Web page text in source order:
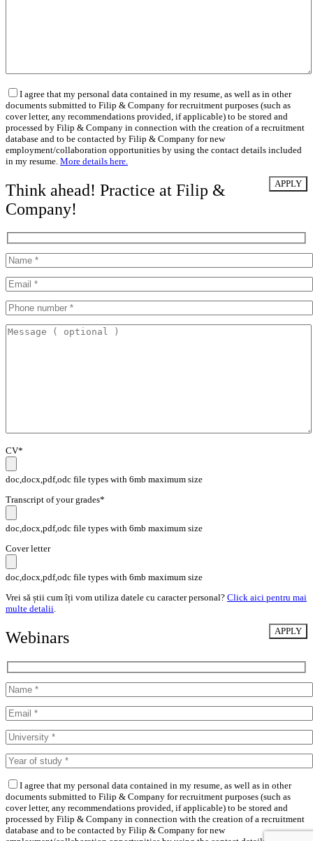
I agree that my personal data contained in my resume, as well as in other
documents submitted to Filip & Company for recruitment purposes (such as
cover letter, any recommendations provided, if applicable) to be stored and
processed by Filip & Company in connection with the creation of a recruitment
database and to be contacted by Filip & Company for new
employment/collaboration opportunities by using the contact details included
in my resume. More details here.
Think ahead! Practice at Filip &
Company!
CV*
doc,docx,pdf,odc file types with 6mb maximum size
Transcript of your grades*
doc,docx,pdf,odc file types with 6mb maximum size
Cover letter
doc,docx,pdf,odc file types with 6mb maximum size
Vrei să știi cum îți vom utiliza datele cu caracter personal? Click aici pentru mai
multe detalii.
Webinars
I agree that my personal data contained in my resume, as well as in other
documents submitted to Filip & Company for recruitment purposes (such as
cover letter, any recommendations provided, if applicable) to be stored and
processed by Filip & Company in connection with the creation of a recruitment
database and to be contacted by Filip & Company for new